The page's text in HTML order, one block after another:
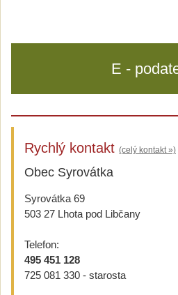
E -
Rychlý kontakt (celý kontakt »)
Obec Syrovátka
Syrovátka 69
503 27 Lhota pod Libčany
Telefon:
495 451 128
725 081 330 - starosta